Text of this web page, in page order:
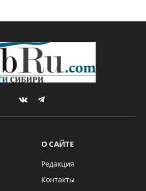
VKontakteTelegram
О САЙТЕ
Редакция
Контакты